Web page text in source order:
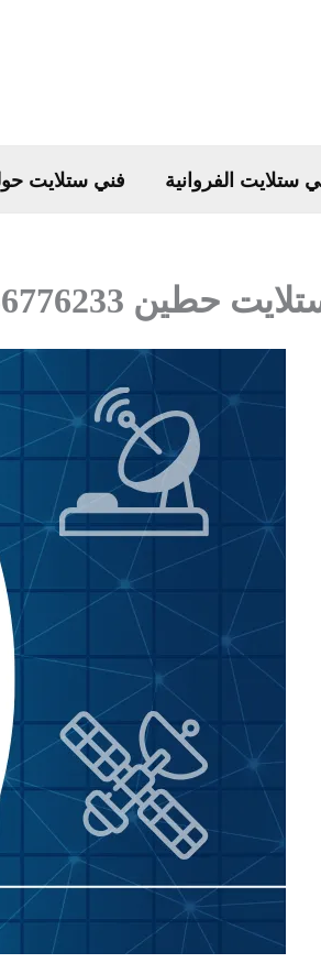
ستلايت الفروانية فني ستلايت
تركيب رسيفر وستلايت سريع